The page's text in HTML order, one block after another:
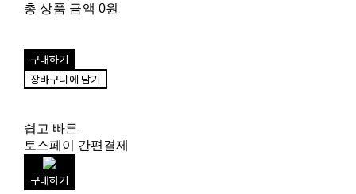
총 상품 금액 0원
구매하기
장바구니에 담기
쉽고 빠른
토스페이 간편결제
구매하기